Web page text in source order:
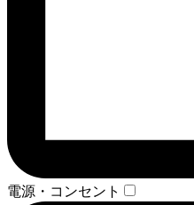
電源・コンセント